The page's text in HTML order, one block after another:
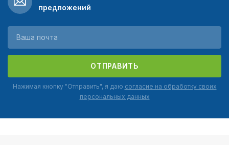
предложений
ОТПРАВИТЬ
Нажимая кнопку "Отправить", я даю согласие на обработку своих
персональных данных